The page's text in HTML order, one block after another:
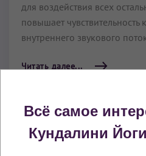
для воздействия всех
повышает чувствительность
внутреннего звукового
Читать далее...
Антар
Всё самое
Кундалини